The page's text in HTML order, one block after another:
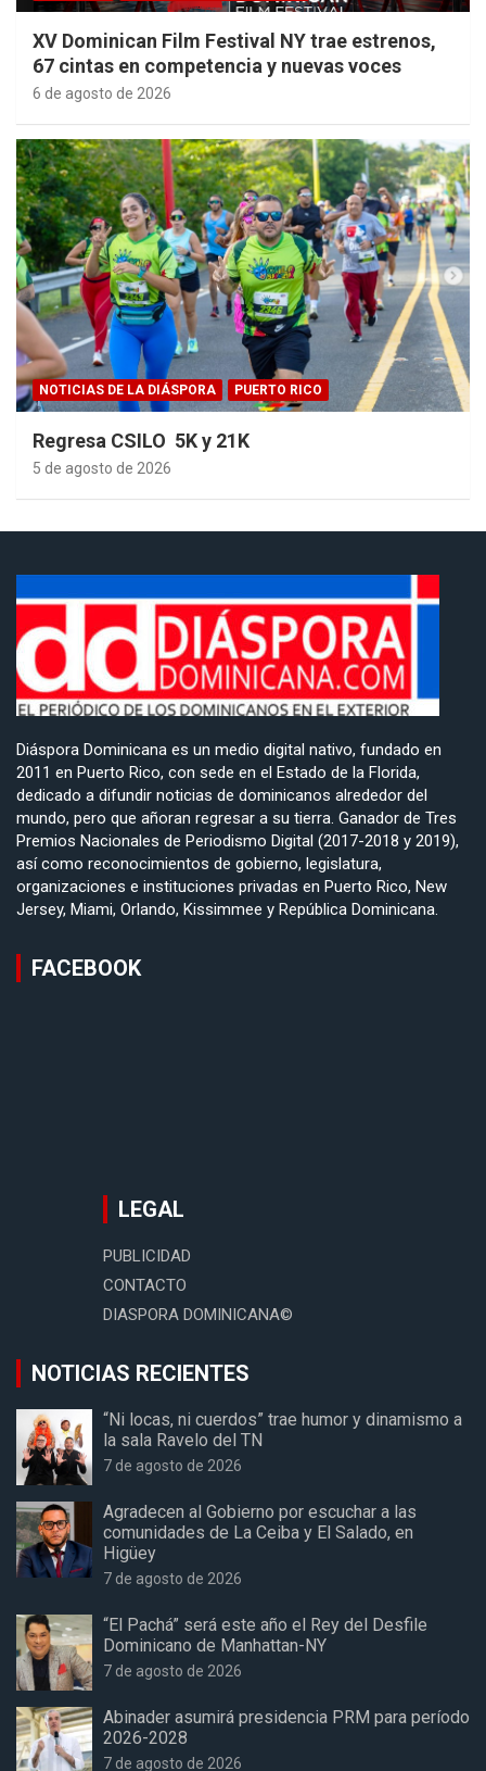
XV Dominican Film Festival NY trae estrenos,
67 cintas en competencia y nuevas voces
6 de agosto de 2026
NOTICIAS DE LA DIÁSPORA PUERTO RICO
Regresa CSILO 5K y 21K
5 de agosto de 2026
Diáspora Dominicana es un medio digital nativo, fundado en
2011 en Puerto Rico, con sede en el Estado de la Florida,
dedicado a difundir noticias de dominicanos alrededor del
mundo, pero que añoran regresar a su tierra. Ganador de Tres
Premios Nacionales de Periodismo Digital (2017-2018 y 2019),
así como reconocimientos de gobierno, legislatura,
organizaciones e instituciones privadas en Puerto Rico, New
Jersey, Miami, Orlando, Kissimmee y República Dominicana.
FACEBOOK
LEGAL
PUBLICIDAD
CONTACTO
DIASPORA DOMINICANA©
NOTICIAS RECIENTES
“Ni locas, ni cuerdos” trae humor y dinamismo a
la sala Ravelo del TN
7 de agosto de 2026
Agradecen al Gobierno por escuchar a las
comunidades de La Ceiba y El Salado, en
Higüey
7 de agosto de 2026
“El Pachá” será este año el Rey del Desfile
Dominicano de Manhattan-NY
7 de agosto de 2026
Abinader asumirá presidencia PRM para período
2026-2028
7 de agosto de 2026